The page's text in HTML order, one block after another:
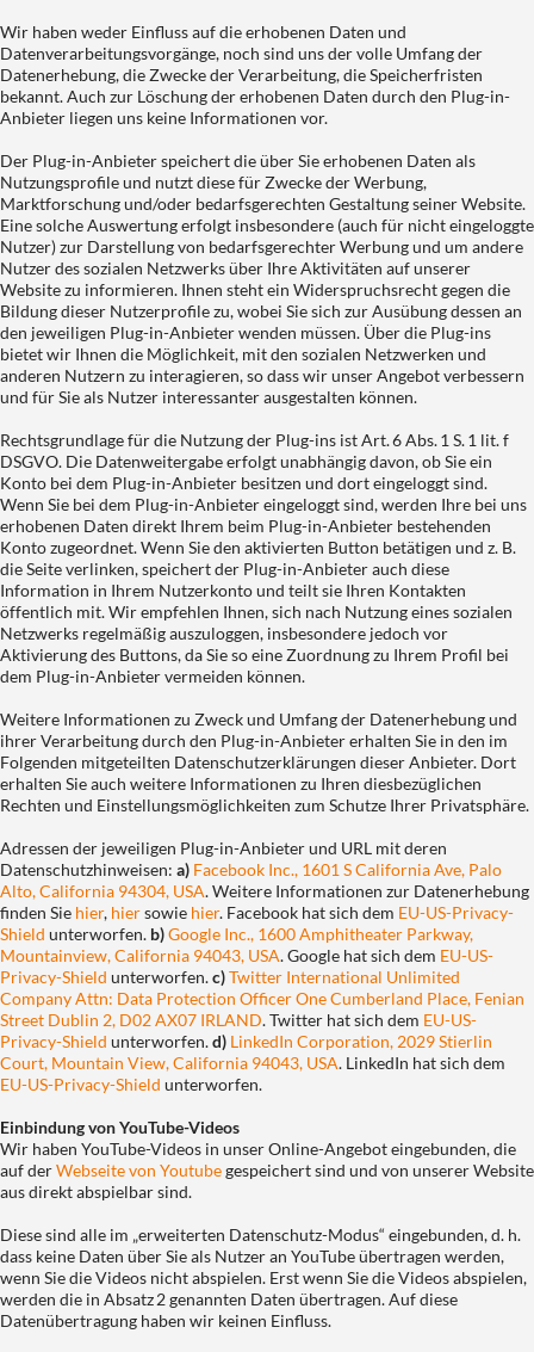
Wir haben weder Einfluss auf die erhobenen Daten und
Datenverarbeitungsvorgänge, noch sind uns der volle Umfang der
Datenerhebung, die Zwecke der Verarbeitung, die Speicherfristen
bekannt. Auch zur Löschung der erhobenen Daten durch den Plug-in-
Anbieter liegen uns keine Informationen vor.
Der Plug-in-Anbieter speichert die über Sie erhobenen Daten als
Nutzungsprofile und nutzt diese für Zwecke der Werbung,
Marktforschung und/oder bedarfsgerechten Gestaltung seiner Website.
Eine solche Auswertung erfolgt insbesondere (auch für nicht eingeloggte
Nutzer) zur Darstellung von bedarfsgerechter Werbung und um andere
Nutzer des sozialen Netzwerks über Ihre Aktivitäten auf unserer
Website zu informieren. Ihnen steht ein Widerspruchsrecht gegen die
Bildung dieser Nutzerprofile zu, wobei Sie sich zur Ausübung dessen an
den jeweiligen Plug-in-Anbieter wenden müssen. Über die Plug-ins
bietet wir Ihnen die Möglichkeit, mit den sozialen Netzwerken und
anderen Nutzern zu interagieren, so dass wir unser Angebot verbessern
und für Sie als Nutzer interessanter ausgestalten können.
Rechtsgrundlage für die Nutzung der Plug-ins ist Art. 6 Abs. 1 S. 1 lit. f
DSGVO. Die Datenweitergabe erfolgt unabhängig davon, ob Sie ein
Konto bei dem Plug-in-Anbieter besitzen und dort eingeloggt sind.
Wenn Sie bei dem Plug-in-Anbieter eingeloggt sind, werden Ihre bei uns
erhobenen Daten direkt Ihrem beim Plug-in-Anbieter bestehenden
Konto zugeordnet. Wenn Sie den aktivierten Button betätigen und z. B.
die Seite verlinken, speichert der Plug-in-Anbieter auch diese
Information in Ihrem Nutzerkonto und teilt sie Ihren Kontakten
öffentlich mit. Wir empfehlen Ihnen, sich nach Nutzung eines sozialen
Netzwerks regelmäßig auszuloggen, insbesondere jedoch vor
Aktivierung des Buttons, da Sie so eine Zuordnung zu Ihrem Profil bei
dem Plug-in-Anbieter vermeiden können.
Weitere Informationen zu Zweck und Umfang der Datenerhebung und
ihrer Verarbeitung durch den Plug-in-Anbieter erhalten Sie in den im
Folgenden mitgeteilten Datenschutzerklärungen dieser Anbieter. Dort
erhalten Sie auch weitere Informationen zu Ihren diesbezüglichen
Rechten und Einstellungsmöglichkeiten zum Schutze Ihrer Privatsphäre.
Adressen der jeweiligen Plug-in-Anbieter und URL mit deren
Datenschutzhinweisen: a) Facebook Inc., 1601 S California Ave, Palo
Alto, California 94304, USA. Weitere Informationen zur Datenerhebung
finden Sie hier, hiersowie hier. Facebook hat sich dem EU-US-Privacy-
Shield unterworfen. b)Google Inc., 1600 Amphitheater Parkway,
Mountainview, California 94043, USA. Google hat sich dem EU-US-
Privacy-Shield unterworfen.c)Twitter International Unlimited
Company Attn: Data Protection Officer One Cumberland Place, Fenian
Street Dublin 2, D02 AX07 IRLAND. Twitter hat sich dem EU-US-
Privacy-Shield unterworfen.d) LinkedIn Corporation, 2029 Stierlin
Court, Mountain View, California 94043, USA. LinkedIn hat sich dem
EU-US-Privacy-Shield unterworfen.
Einbindung von YouTube-Videos
Wir haben YouTube-Videos in unser Online-Angebot eingebunden, die
auf derWebseite von Youtubegespeichert sind und von unserer Website
aus direkt abspielbar sind.
Diese sind alle im „erweiterten Datenschutz-Modus“ eingebunden, d. h.
dass keine Daten über Sie als Nutzer an YouTube übertragen werden,
wenn Sie die Videos nicht abspielen. Erst wenn Sie die Videos abspielen,
werden die in Absatz 2 genannten Daten übertragen. Auf diese
Datenübertragung haben wir keinen Einfluss.